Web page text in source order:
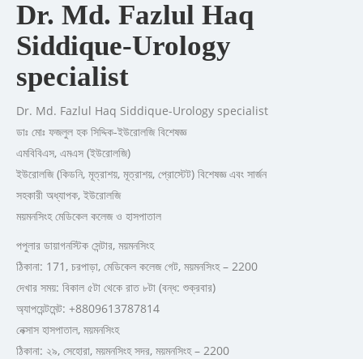
Dr. Md. Fazlul Haq
Siddique-Urology
specialist
Dr. Md. Fazlul Haq Siddique-Urology specialist
ডাঃ মোঃ ফজলুল হক সিদ্দিক-ইউরোলজি বিশেষজ্ঞ
এমবিবিএস, এমএস (ইউরোলজি)
ইউরোলজি (কিডনি, মূত্রাশয়, মূত্রাশয়, প্রোস্টেট) বিশেষজ্ঞ এবং সার্জন
সহকারী অধ্যাপক, ইউরোলজি
ময়মনসিংহ মেডিকেল কলেজ ও হাসপাতাল
পপুলার ডায়াগনস্টিক সেন্টার, ময়মনসিংহ
ঠিকানা: 171, চরপাড়া, মেডিকেল কলেজ গেট, ময়মনসিংহ – 2200
দেখার সময়: বিকাল ৫টা থেকে রাত ৮টা (বন্ধ: শুক্রবার)
অ্যাপয়েন্টমেন্ট: +8809613787814
নেক্সাস হাসপাতাল, ময়মনসিংহ
ঠিকানা: ২৯, সেহোরা, ময়মনসিংহ সদর, ময়মনসিংহ – 2200